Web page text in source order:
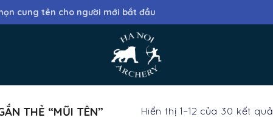
cung tên cho người mới bắt đầu
THẺ “MŨI TÊN” Hiển thị 1–12 của 30 kết quả